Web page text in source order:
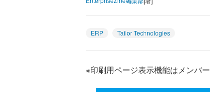
ERP Tailor Technologies
※印刷用ページ表示機能はメンバ